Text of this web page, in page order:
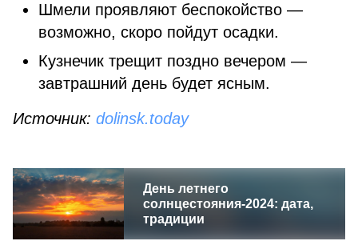
Шмели проявляют беспокойство —
возможно, скоро пойдут осадки.
Кузнечик трещит поздно вечером —
завтрашний день будет ясным.
Источник: dolinsk.today
День летнего
солнцестояния-2024: дата,
традиции